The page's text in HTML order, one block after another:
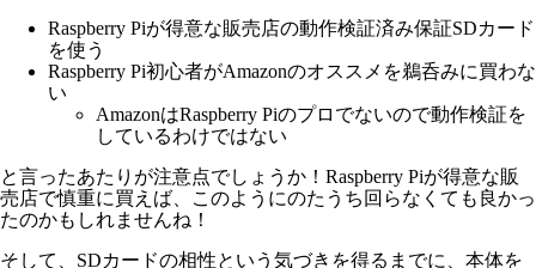
Raspberry Piが得意な販売店の動作検証済み保証SDカード
を使う
Raspberry Pi初心者がAmazonのオススメを鵜呑みに買わな
い
AmazonはRaspberry Piのプロでないので動作検証を
しているわけではない
と言ったあたりが注意点でしょうか！Raspberry Piが得意な販
売店で慎重に買えば、このようにのたうち回らなくても良かっ
たのかもしれませんね！
そして、SDカードの相性という気づきを得るまでに、本体を